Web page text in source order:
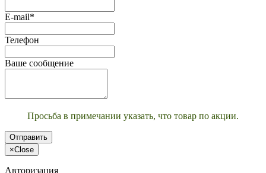
E-mail*
Телефон
Ваше сообщение
Просьба в примечании указать, что товар по акции.
Отправить
×Close
Авторизация